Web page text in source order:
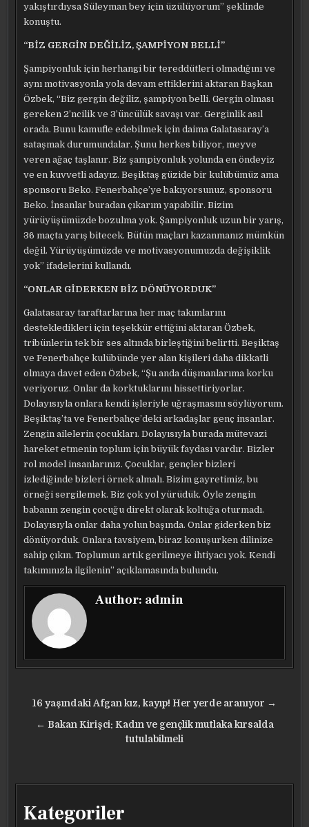
yakıştırdıysa Süleyman bey için üzülüyorum” şeklinde
konuştu.
“BİZ GERGİN DEĞİLİZ, ŞAMPİYON BELLİ”
Şampiyonluk için herhangi bir tereddütleri olmadığını ve
aynı motivasyonla yola devam ettiklerini aktaran Başkan
Özbek, “Biz gergin değiliz, şampiyon belli. Gergin olması
gereken 2’ncilik ve 3’üncülük savaşı var. Gerginlik asıl
orada. Bunu kamufle edebilmek için daima Galatasaray’a
sataşmak durumundalar. Şunu herkes biliyor, meyve
veren ağaç taşlanır. Biz şampiyonluk yolunda en öndeyiz
ve en kuvvetli adayız. Beşiktaş güzide bir kulübümüz ama
sponsoru Beko. Fenerbahçe’ye bakıyorsunuz, sponsoru
Beko. İnsanlar buradan çıkarım yapabilir. Bizim
yürüyüşümüzde bozulma yok. Şampiyonluk uzun bir yarış,
36 maçta yarış bitecek. Bütün maçları kazanmanız mümkün
değil. Yürüyüşümüzde ve motivasyonumuzda değişiklik
yok” ifadelerini kullandı.
“ONLAR GİDERKEN BİZ DÖNÜYORDUK”
Galatasaray taraftarlarına her maç takımlarını
destekledikleri için teşekkür ettiğini aktaran Özbek,
tribünlerin tek bir ses altında birleştiğini belirtti. Beşiktaş
ve Fenerbahçe kulübünde yer alan kişileri daha dikkatli
olmaya davet eden Özbek, “Şu anda düşmanlarıma korku
veriyoruz. Onlar da korktuklarını hissettiriyorlar.
Dolayısıyla onlara kendi işleriyle uğraşmasını söylüyorum.
Beşiktaş’ta ve Fenerbahçe’deki arkadaşlar genç insanlar.
Zengin ailelerin çocukları. Dolayısıyla burada mütevazi
hareket etmenin toplum için büyük faydası vardır. Bizler
rol model insanlarınız. Çocuklar, gençler bizleri
izlediğinde bizleri örnek almalı. Bizim gayretimiz, bu
örneği sergilemek. Biz çok yol yürüdük. Öyle zengin
babanın zengin çocuğu direkt olarak koltuğa oturmadı.
Dolayısıyla onlar daha yolun başında. Onlar giderken biz
dönüyorduk. Onlara tavsiyem, biraz konuşurken dilinize
sahip çıkın. Toplumun artık gerilmeye ihtiyacı yok. Kendi
takımınızla ilgilenin” açıklamasında bulundu.
Author: admin
Yazı
gezinmesi
16 yaşındaki Afgan kız, kayıp! Her yerde aranıyor →
← Bakan Kirişci: Kadın ve gençlik mutlaka kırsalda
tutulabilmeli
Kategoriler